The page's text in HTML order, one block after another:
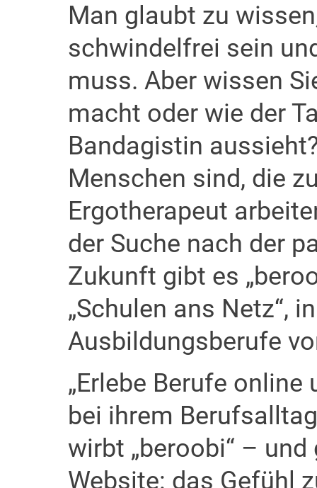
Man glaubt zu
schwindelfrei sein
muss. Aber wissen
macht oder wie der
Bandagistin
Menschen sind, die
Ergotherapeut
der Suche nach der
Zukunft gibt es
„Schulen ans Netz“,
Ausbildungsberufe
„Erlebe Berufe
bei ihrem
wirbt „beroobi“ –
Website: das Gefühl